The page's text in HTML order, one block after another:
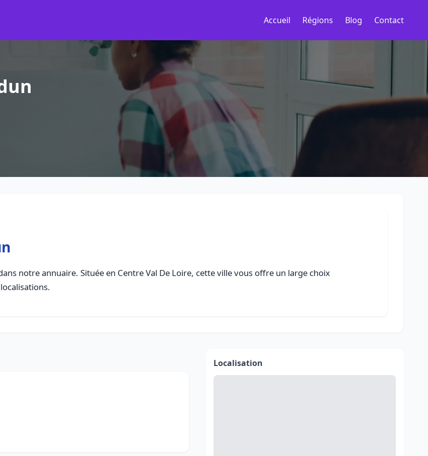
Accueil Régions Blog Contact
notre annuaire. Située en Centre Val De Loire, cette ville vous offre un large choix
Localisation